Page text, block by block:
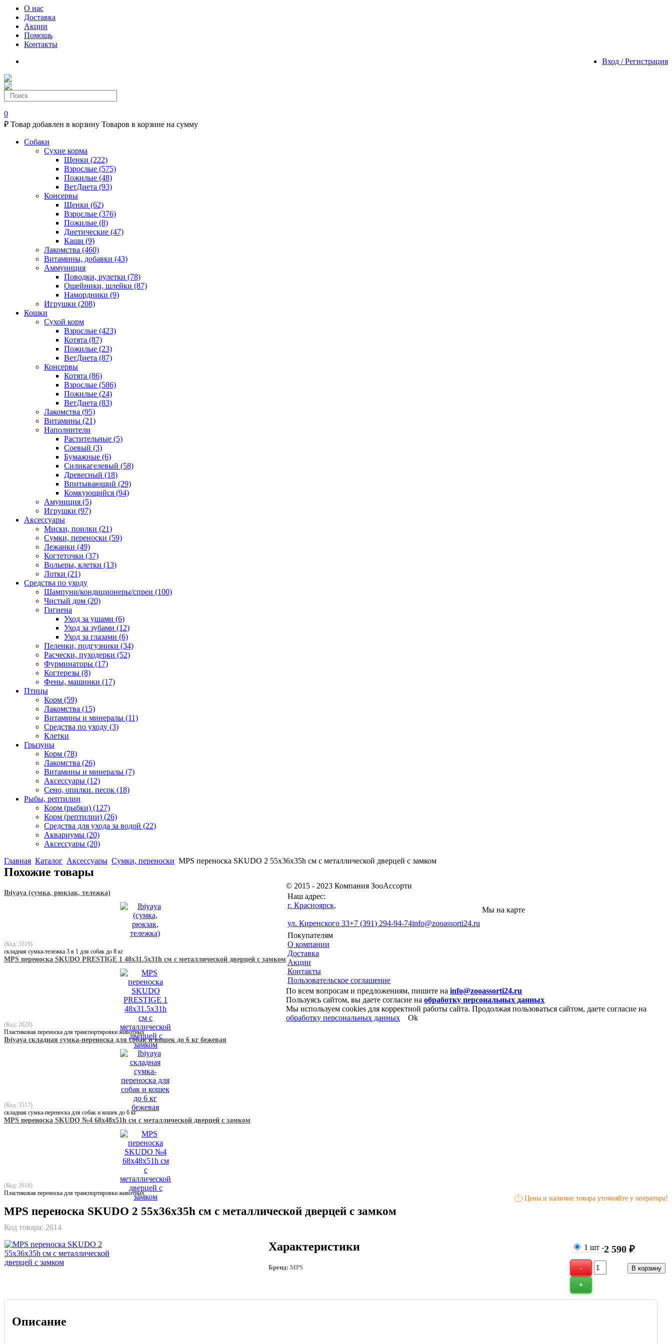
О нас
Доставка
Акции
Помощь
Контакты
Вход / Регистрация
0
₽ Товар добавлен в корзину Товаров в корзине на сумму
Собаки
Сухие корма
Щенки (222)
Взрослые (575)
Пожилые (48)
ВетДиета (93)
Консервы
Щенки (62)
Взрослые (376)
Пожилые (8)
Диетические (47)
Каши (9)
Лакомства (460)
Витамины, добавки (43)
Аммуниция
Поводки, рулетки (78)
Ошейники, шлейки (87)
Намордники (9)
Игрушки (208)
Кошки
Сухой корм
Взрослые (423)
Котята (87)
Пожилые (23)
ВетДиета (87)
Консервы
Котята (86)
Взрослые (586)
Пожилые (24)
ВетДиета (83)
Лакомства (95)
Витамины (21)
Наполнители
Растительные (5)
Соевый (3)
Бумажные (6)
Силикагелевый (58)
Древесный (18)
Впитывающий (29)
Комкующийся (94)
Амуниция (5)
Игрушки (97)
Аксессуары
Миски, поилки (21)
Сумки, переноски (59)
Лежанки (49)
Когтеточки (37)
Вольеры, клетки (13)
Лотки (21)
Средства по уходу
Шампуни/кондиционеры/спреи (100)
Чистый дом (20)
Гигиена
Уход за ушами (6)
Уход за зубами (12)
Уход за глазами (6)
Пеленки, подгузники (34)
Расчески, пуходерки (52)
Фурминаторы (17)
Когтерезы (8)
Фены, машинки (17)
Птицы
Корм (59)
Лакомства (15)
Витамины и минералы (11)
Средства по уходу (3)
Клетки
Грызуны
Корм (78)
Лакомства (26)
Витамины и минералы (7)
Аксессуары (12)
Сено, опилки. песок (18)
Рыбы, рептилии
Корм (рыбки) (127)
Корм (рептилии) (26)
Средства для ухода за водой (22)
Аквариумы (20)
Аксессуары (20)
Главная Каталог Аксессуары Сумки, переноски MPS переноска SKUDO 2 55х36х35h см с металлической дверцей с замком
Похожие товары
Ibiyaya (сумка, рюкзак, тележка)
(Код: 3519)
складная сумка-тележка 3 в 1 для собак до 8 кг
MPS переноска SKUDO PRESTIGE 1 48х31.5х31h см с металлической дверцей с замком
(Код: 2620)
Пластиковая переноска для транспортировки животных
Ibiyaya складная сумка-переноска для собак и кошек до 6 кг бежевая
(Код: 3517)
складная сумка-переноска для собак и кошек до 6 кг
MPS переноска SKUDO №4 68х48х51h см с металлической дверцей с замком
(Код: 2616)
Пластиковая переноска для транспортировки животных
! Цены и наличие товара уточняйте у оператора!
MPS переноска SKUDO 2 55х36х35h см с металлической дверцей с замком
Код товара: 2614
Характеристики
Бренд: MPS
1 шт -2 590 ₽
Описание
© 2015 - 2023 Компания ЗооАссорти
Наш адрес:
г. Красноярск,
ул. Киренского 33+7 (391) 294-94-74info@zooassorti24.ru
Мы на карте
Покупателям
О компании
Доставка
Акции
Контакты
Пользовательское соглашение
По всем вопросам и предложениям, пишите на info@zooassorti24.ru
Пользуясь сайтом, вы даете согласие на обработку персональных данных
Мы используем cookies для корректной работы сайта. Продолжая пользоваться сайтом, даете согласие на
обработку персональных данных
Ok